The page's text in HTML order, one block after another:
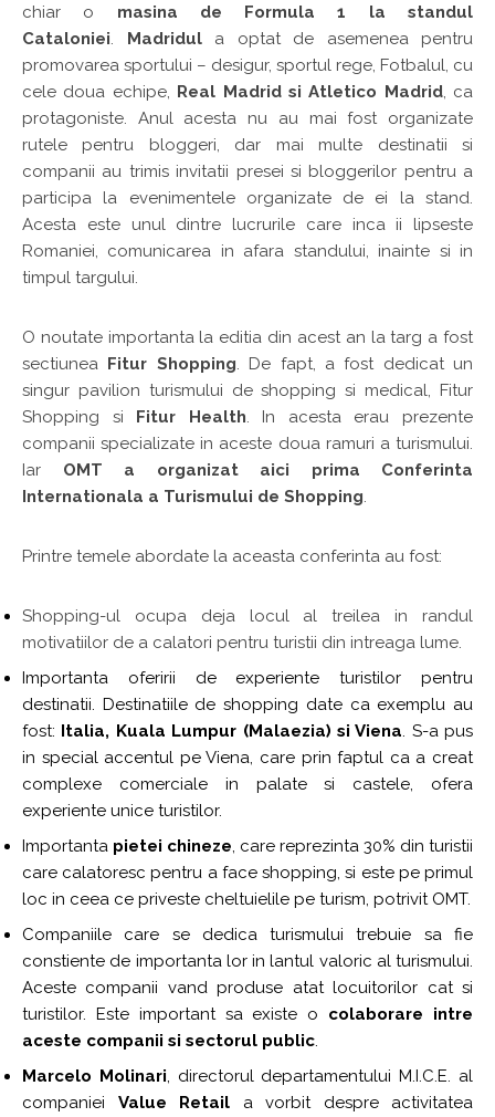
chiar o masina de Formula 1 la standul
Cataloniei. Madridula optat de asemenea pentru
promovarea sportului – desigur, sportul rege, Fotbalul, cu
cele doua echipe, Real Madrid si Atletico Madrid, ca
protagoniste. Anul acesta nu au mai fost organizate
rutele pentru bloggeri, dar mai multe destinatii si
companii au trimis invitatii presei si bloggerilor pentru a
participa la evenimentele organizate de ei la stand.
Acesta este unul dintre lucrurile care inca ii lipseste
Romaniei, comunicarea in afara standului, inainte si in
timpul targului.
O noutate importanta la editia din acest an la targ a fost
sectiunea Fitur Shopping. De fapt, a fost dedicat un
singur pavilion turismului de shopping si medical, Fitur
Shopping si Fitur Health. In acesta erau prezente
companii specializate in aceste doua ramuri a turismului.
Iar OMT a organizat aici prima Conferinta
Internationala a Turismului de Shopping.
Printre temele abordate la aceasta conferinta au fost:
Shopping-ul ocupa deja locul al treilea in randul
motivatiilor de a calatori pentru turistii din intreaga lume.
Importanta oferirii de experiente turistilor pentru
destinatii. Destinatiile de shopping date ca exemplu au
fost: Italia, Kuala Lumpur (Malaezia) si Viena. S-a pus
in special accentul pe Viena, care prin faptul ca a creat
complexe comerciale in palate si castele, ofera
experiente unice turistilor.
Importanta pietei chineze, care reprezinta 30% din turistii
care calatoresc pentru a face shopping, si este pe primul
loc in ceea ce priveste cheltuielile pe turism, potrivit OMT.
Companiile care se dedica turismului trebuie sa fie
constiente de importanta lor in lantul valoric al turismului.
Aceste companii vand produse atat locuitorilor cat si
turistilor. Este important sa existe o colaborare intre
aceste companii si sectorul public.
Marcelo Molinari, directorul departamentului M.I.C.E. al
companiei Value Retail a vorbit despre activitatea